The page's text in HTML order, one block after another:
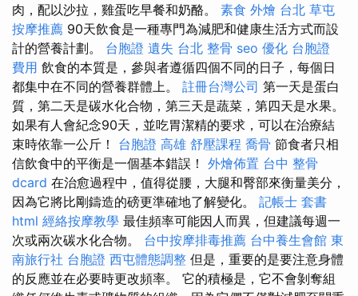
肉，配以沙拉，雞蛋吃早餐和奶酪。 素食 外燴 台北 草屯
按摩推薦 90天飲食是一種專門為減肥和健康生活方式而設
計的營養計劃。 台胞證 遺失 台北 整骨 seo 優化 台胞證
費用 飲食的本質是，參與者遵循四個不同的日子，每個日
都集中在不同的營養群體上。 註冊台灣公司 第一天是蛋白
質，第二天是碳水化合物，第三天是蔬菜，第四天是水果。
如果有人會紀念90天，並吃胃潔精的要求，可以在治療結
束時依靠一公斤！ 台胞證 高雄 舒壓課程 喬骨 節食者只相
信飲食中的平衡是一個基本錯誤！ 外燴佈置 台中 整骨
dcard 在治愈過程中，值得從腰，大腿和臀部來衡量美分，
因為它將比剛鑄造的磅更準確地了解變化。 記帳士 套書
html 經絡按摩教學 最佳頻率可能因人而異，但建議每週​​一
次或兩次碳水化合物。 台中按摩排毒推薦 台中養生會館 東
南旅行社 台胞證 西屯體態調整 但是，重要的是要注意身體
的反應並在必要時更改頻率。 它的積極是，它不會剝奪組